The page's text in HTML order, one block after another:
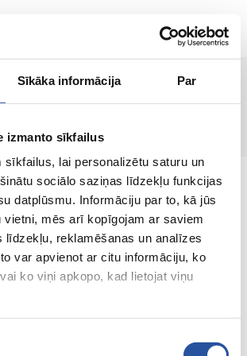
Sīkāka informācija Par
izmanto sīkfailus
sīkfailus, lai personalizētu saturu un
sociālo saziņas līdzekļu funkcijas
datplūsmu. Informāciju par to, kā jūs
vietni, mēs arī kopīgojam ar saviem
līdzekļu, reklamēšanas un analīzes
var apvienot ar citu informāciju, ko
ko viņi apkopo, kad lietojat viņu
ET
Lehte ei leitud!
hindade ja kvaliteetsete
kliendi rahulolu on meie
kodu ja aia jaoks!